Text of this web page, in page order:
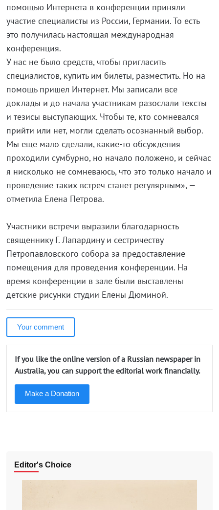
помощью Интернета в конференции приняли
участие специалисты из России, Германии. То есть
это получилась настоящая международная
конференция.
У нас не было средств, чтобы пригласить
специалистов, купить им билеты, разместить. Но на
помощь пришел Интернет. Мы записали все
доклады и до начала участникам разослали тексты
и тезисы выступающих. Чтобы те, кто сомневался
прийти или нет, могли сделать осознанный выбор.
Мы еще мало сделали, какие-то обсуждения
проходили сумбурно, но начало положено, и сейчас
я нисколько не сомневаюсь, что это только начало и
проведение таких встреч станет регулярным», —
отметила Елена Петрова.
Участники встречи выразили благодарность
священнику Г. Лапардину и сестричеству
Петропавловского собора за предоставление
помещения для проведения конференции. На
время конференции в зале были выставлены
детские рисунки студии Елены Дюминой.
Your comment
If you like the online version of a Russian newspaper in
Australia, you can support the editorial work financially.
Make a Donation
Editor's Choice